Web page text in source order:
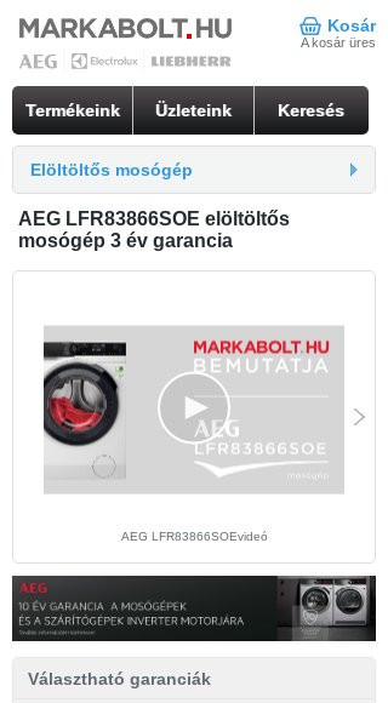
Kosár
A kosár üres
Termékeink Üzleteink Keresés
Elöltöltős mosógép
AEG LFR83866SOE elöltöltős
mosógép 3 év garancia
AEG LFR83866SOEvideó
Választható garanciák